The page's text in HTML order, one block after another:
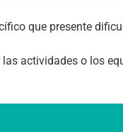
que presente
actividades o los